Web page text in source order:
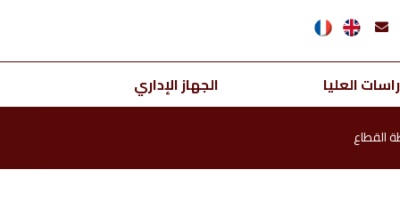
العليا الجهاز الإداري
القطاع